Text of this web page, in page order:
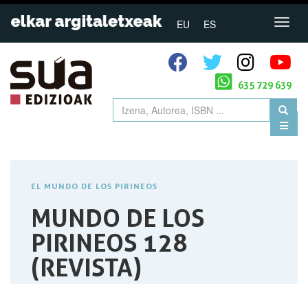
EU ES
635 729 639
EL MUNDO DE LOS PIRINEOS
MUNDO DE LOS
PIRINEOS 128
(REVISTA)